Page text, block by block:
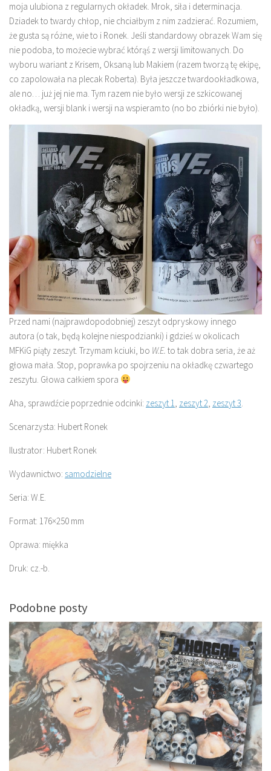
moja ulubiona z regularnych okładek. Mrok, siła i determinacja.
Dziadek to twardy chłop, nie chciałbym z nim zadzierać. Rozumiem,
że gusta są różne, wie to i Ronek. Jeśli standardowy obrazek Wam się
nie podoba, to możecie wybrać którąś z wersji limitowanych. Do
wyboru wariant z Krisem, Oksaną lub Makiem (razem tworzą tę ekipę,
co zapolowała na plecak Roberta). Była jeszcze twardookładkowa,
ale no… już jej nie ma. Tym razem nie było wersji ze szkicowanej
okładką, wersji blank i wersji na wspieram.to (no bo zbiórki nie było).
Przed nami (najprawdopodobniej) zeszyt odpryskowy innego
autora (o tak, będą kolejne niespodzianki) i gdzieś w okolicach
MFKiG piąty zeszyt. Trzymam kciuki, bo W.E. to tak dobra seria, że aż
głowa mała. Stop, poprawka po spojrzeniu na okładkę czwartego
zeszytu. Głowa całkiem spora
Aha, sprawdźcie poprzednie odcinki: zeszyt 1 zeszyt 2 zeszyt 3
Scenarzysta: Hubert Ronek
Ilustrator: Hubert Ronek
Wydawnictwo: samodzielne
Seria: W.E.
Format: 176×250 mm
Oprawa: miękka
Druk: cz.-b.
Podobne posty